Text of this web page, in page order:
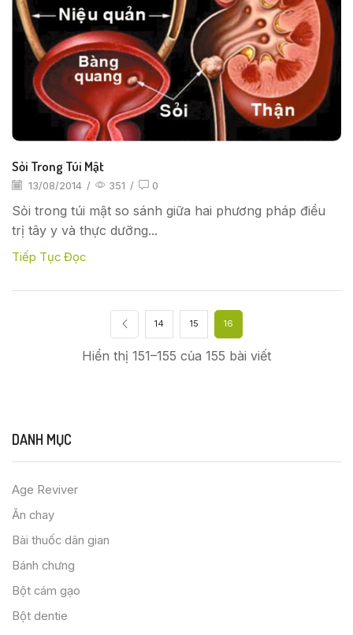
Sỏi Trong Túi Mật
13/08/2014 / 351 / 0
Sỏi trong túi mật so sánh giữa hai phương pháp điều
trị tây y và thực dưỡng...
Tiếp Tục Đọc
Hiển thị 151–155 của 155 bài viết
14 15 16
DANH MỤC
Age Reviver
Ăn chay
Bài thuốc dân gian
Bánh chưng
Bột cám gạo
Bột dentie